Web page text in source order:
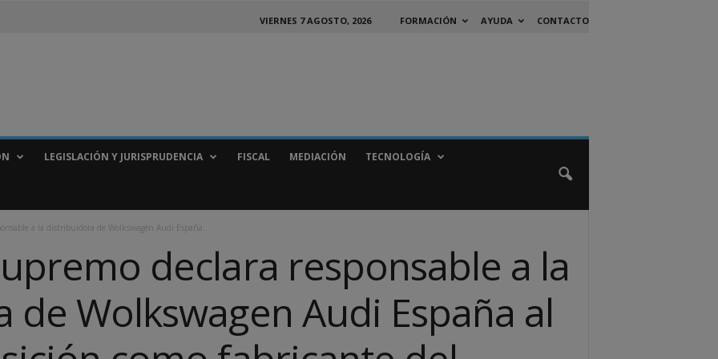
VIERNES 7 AGOSTO, 2026 FORMACIÓN AYUDA CONTACTO
LEGISLACIÓN Y JURISPRUDENCIA FISCAL MEDIACIÓN TECNOLOGÍA
a la distribuidora de Wolkswagen Audi España...
declara responsable a la
Wolkswagen Audi España al